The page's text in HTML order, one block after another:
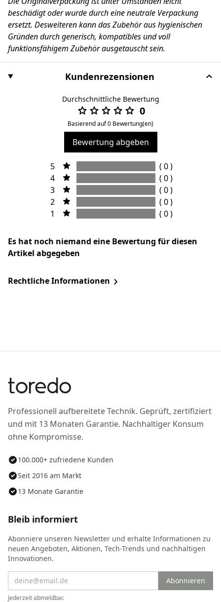
beschädigt oder wurde durch eine neutrale Verpackung
ersetzt. Desweiteren kann das Zubehör aus hygienischen
Gründen durch generisch, kompatibles und voll
funktionsfähigem Zubehör ausgetauscht sein.
Kundenrezensionen
Durchschnittliche Bewertung
0
Basierend auf 0 Bewertung(en)
Bewertung abgeben
5
( 0 )
4
( 0 )
3
( 0 )
2
( 0 )
1
( 0 )
Es hat noch niemand eine Bewertung für diesen
Artikel abgegeben
Rechtliche Informationen
Professionell aufbereitete Technik. Geprüft, zertifiziert
und mit 13 Monaten Garantie. Nachhaltiger Konsum
ohne Kompromisse.
100.000+ zufriedene Kunden
Seit 2016 am Markt
13 Monate Garantie
Bleib informiert
Abonniere unseren Newsletter und erhalte Informationen zu
neuen Angeboten, Aktionen, Tech-Trends und nachhaltigen
Innovationen.
Abonnieren
Jederzeit abmeldbar.